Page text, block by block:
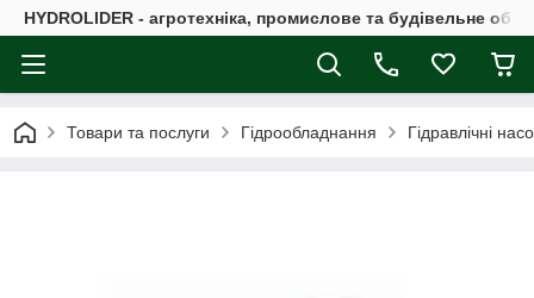
HYDROLIDER - агротехніка, промислове та будівельне
Товари та послуги Гідрообладнання Гідравлічні